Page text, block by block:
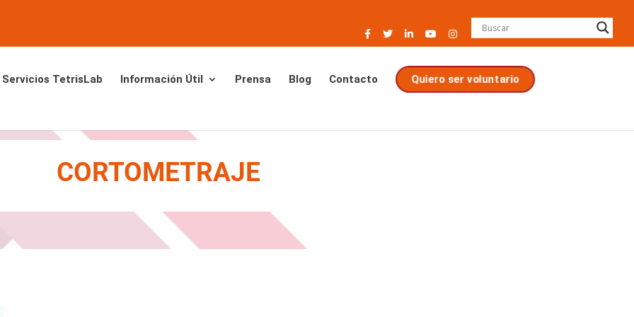
Servicios TetrisLab Información Útil Prensa Blog Contacto Quiero ser voluntario
CORTOMETRAJE